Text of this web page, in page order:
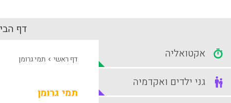
דף
דף ראשי › תמי גרומן
תמי גרומן
אקטואליה
גני ילדים ואקדמיה